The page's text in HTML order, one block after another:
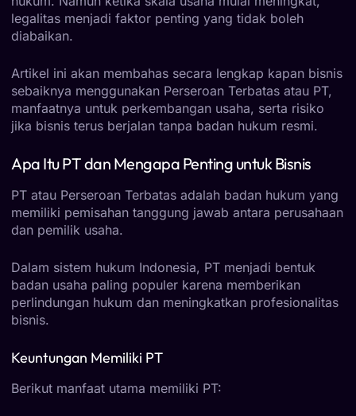
legalitas menjadi faktor penting yang tidak boleh
diabaikan.
Artikel ini akan membahas secara lengkap kapan bisnis
sebaiknya menggunakan Perseroan Terbatas atau PT,
manfaatnya untuk perkembangan usaha, serta risiko
jika bisnis terus berjalan tanpa badan hukum resmi.
Apa Itu PT dan Mengapa Penting untuk Bisnis
PT atau Perseroan Terbatas adalah badan hukum yang
memiliki pemisahan tanggung jawab antara perusahaan
dan pemilik usaha.
Dalam sistem hukum Indonesia, PT menjadi bentuk
badan usaha paling populer karena memberikan
perlindungan hukum dan meningkatkan profesionalitas
bisnis.
Keuntungan Memiliki PT
Berikut manfaat utama memiliki PT: